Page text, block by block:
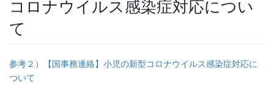
コロナウイルス感染症対応につい
て
参考２）【国事務連絡】小児の新型コロナウイルス感染症対応に
ついて